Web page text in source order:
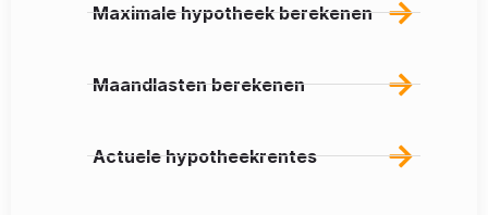
Maximale hypotheek berekenen
Maandlasten berekenen
Actuele hypotheekrentes